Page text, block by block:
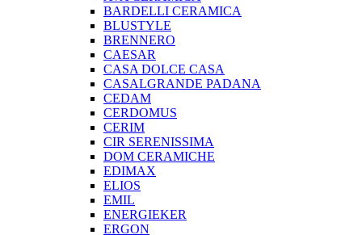
BARDELLI CERAMICA
BLUSTYLE
BRENNERO
CAESAR
CASA DOLCE CASA
CASALGRANDE PADANA
CEDAM
CERDOMUS
CERIM
CIR SERENISSIMA
DOM CERAMICHE
EDIMAX
ELIOS
EMIL
ENERGIEKER
ERGON